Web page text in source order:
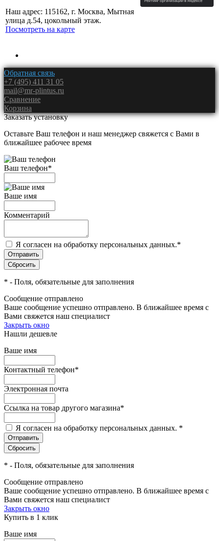
Наш адрес: 115162, г. Москва, Мытная
улица д.54, цокольный этаж.
Посмотреть на карте
Обратная связь
+7 (495) 411 31 05
mail@mr-plintus.ru
Сравнение
Корзина
Заказать установку
Оставьте Ваш телефон и наш менеджер свяжется с Вами в
ближайшее рабочее время
Ваш телефон*
Ваше имя
Комментарий
Я согласен на обработку персональных данных.*
* - Поля, обязательные для заполнения
Сообщение отправлено
Ваше сообщение успешно отправлено. В ближайшее время с
Вами свяжется наш специалист
Закрыть окно
Нашли дешевле
Ваше имя
Контактный телефон*
Электронная почта
Ссылка на товар другого магазина*
Я согласен на обработку персональных данных. *
* - Поля, обязательные для заполнения
Сообщение отправлено
Ваше сообщение успешно отправлено. В ближайшее время с
Вами свяжется наш специалист
Закрыть окно
Купить в 1 клик
Ваше имя